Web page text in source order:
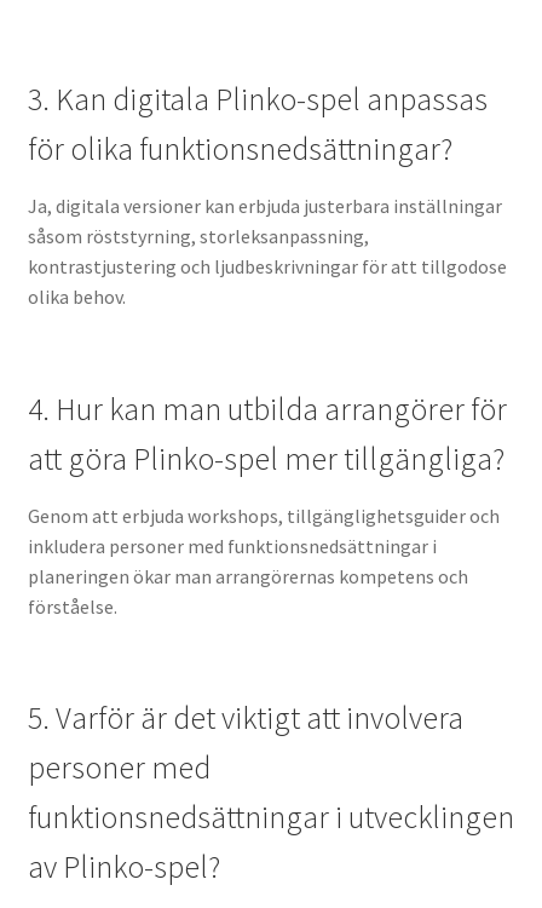
3. Kan digitala Plinko-spel anpassas
för olika funktionsnedsättningar?
Ja, digitala versioner kan erbjuda justerbara inställningar
såsom röststyrning, storleksanpassning,
kontrastjustering och ljudbeskrivningar för att tillgodose
olika behov.
4. Hur kan man utbilda arrangörer för
att göra Plinko-spel mer tillgängliga?
Genom att erbjuda workshops, tillgänglighetsguider och
inkludera personer med funktionsnedsättningar i
planeringen ökar man arrangörernas kompetens och
förståelse.
5. Varför är det viktigt att involvera
personer med
funktionsnedsättningar i utvecklingen
av Plinko-spel?